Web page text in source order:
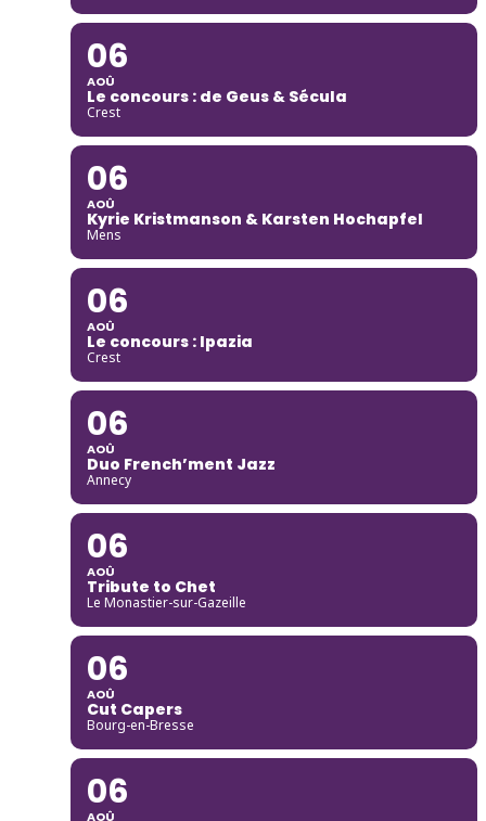
06
AOÛ
Le concours : de Geus & Sécula
Crest
06
AOÛ
Kyrie Kristmanson & Karsten Hochapfel
Mens
06
AOÛ
Le concours : Ipazia
Crest
06
AOÛ
Duo French’ment Jazz
Annecy
06
AOÛ
Tribute to Chet
Le Monastier-sur-Gazeille
06
AOÛ
Cut Capers
Bourg-en-Bresse
06
AOÛ